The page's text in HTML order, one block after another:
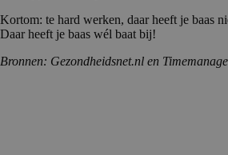
Kortom: te hard werken, daar heeft je baas
Daar heeft je baas wél baat bij!
Bronnen: Gezondheidsnet.nl en